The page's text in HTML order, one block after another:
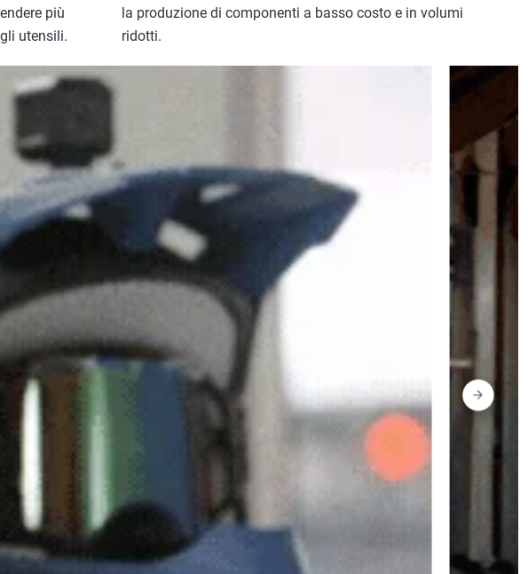
più
utensili.
la produzione di componenti a basso costo e in volumi
ridotti.